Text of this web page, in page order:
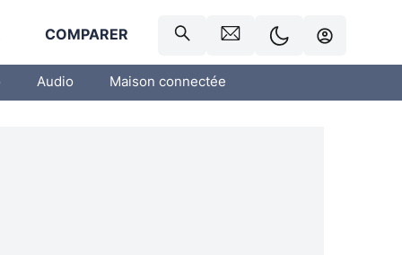
COMPARER
Audio Maison connectée